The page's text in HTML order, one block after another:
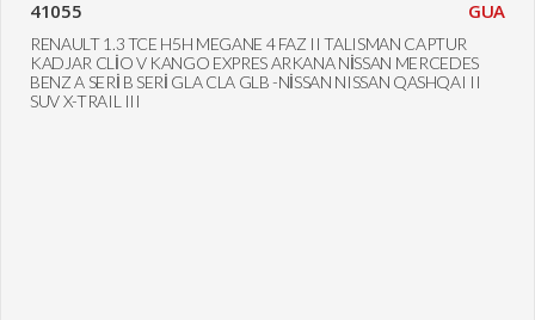
41055 GUA
RENAULT 1.3 TCE H5H MEGANE 4 FAZ II TALISMAN CAPTUR
KADJAR CLİO V KANGO EXPRES ARKANA NİSSAN MERCEDES
BENZ A SERİ B SERİ GLA CLA GLB -NİSSAN NISSAN QASHQAI II
SUV X-TRAIL III